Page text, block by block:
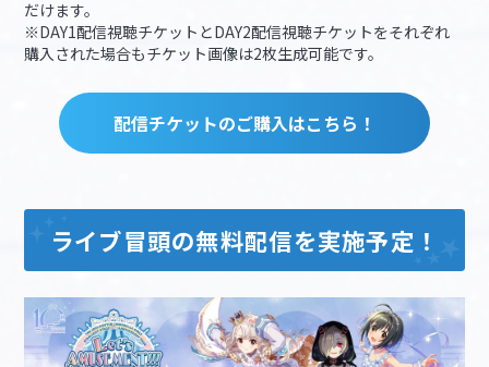
だけます。
※DAY1配信視聴チケットとDAY2配信視聴チケットをそれぞれ
購入された場合もチケット画像は2枚生成可能です。
配信チケットのご購入はこちら！
ライブ冒頭の無料配信を実施予定！